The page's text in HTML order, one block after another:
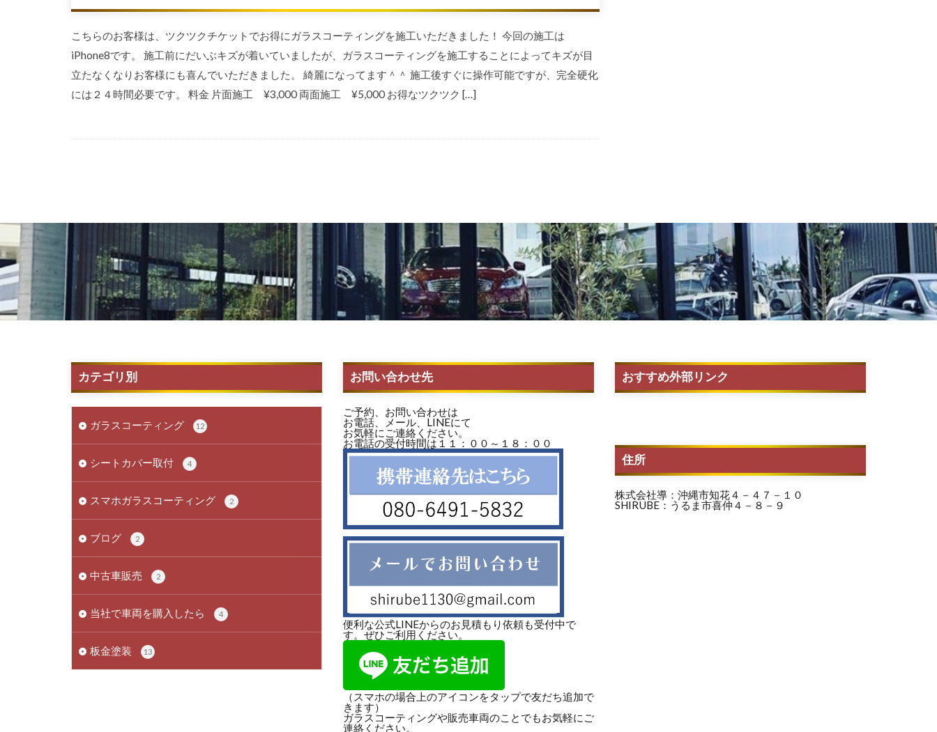
こちらのお客様は、ツクツクチケットでお得にガラスコーティングを施工いただきました！ 今回の施工は
iPhone8です。 施工前にだいぶキズが着いていましたが、ガラスコーティングを施工することによってキズが目
立たなくなりお客様にも喜んでいただきました。 綺麗になってます＾＾ 施工後すぐに操作可能ですが、完全硬化
には２４時間必要です。 料金 片面施工 ¥3,000 両面施工 ¥5,000 お得なツクツク […]
カテゴリ別
ガラスコーティング 12
シートカバー取付 4
スマホガラスコーティング 2
ブログ 2
中古車販売 2
当社で車両を購入したら 4
板金塗装 13
お問い合わせ先
ご予約、お問い合わせは
お電話、メール、LINEにて
お気軽にご連絡ください。
お電話の受付時間は１１：００～１８：００
便利な公式LINEからのお見積もり依頼も受付中で
す。ぜひご利用ください。
（スマホの場合上のアイコンをタップで友だち追加で
きます）
ガラスコーティングや販売車両のことでもお気軽にご
連絡ください。
おすすめ外部リンク
住所
株式会社導：沖縄市知花４－４７－１０
SHIRUBE：うるま市喜仲４－８－９